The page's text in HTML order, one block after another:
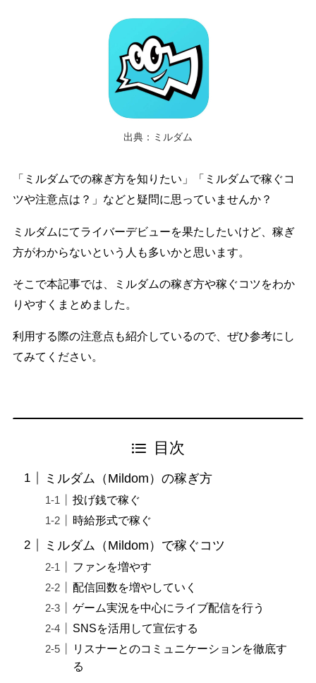
出典：ミルダム
「ミルダムでの稼ぎ方を知りたい」「ミルダムで稼ぐコ
ツや注意点は？」などと疑問に思っていませんか？
ミルダムにてライバーデビューを果たしたいけど、稼ぎ
方がわからないという人も多いかと思います。
そこで本記事では、ミルダムの稼ぎ方や稼ぐコツをわか
りやすくまとめました。
利用する際の注意点も紹介しているので、ぜひ参考にし
てみてください。
目次
ミルダム（Mildom）の稼ぎ方
投げ銭で稼ぐ
時給形式で稼ぐ
ミルダム（Mildom）で稼ぐコツ
ファンを増やす
配信回数を増やしていく
ゲーム実況を中心にライブ配信を行う
SNSを活用して宣伝する
リスナーとのコミュニケーションを徹底す
る